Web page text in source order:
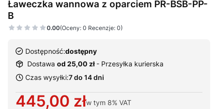
Ławeczka wannowa z oparciem PR-BSB-PP-
B
0.00(Oceny: 0 Recenzje: 0)
Dostępność:dostępny
Dostawa od 25,00 zł - Przesyłka kurierska
Czas wysyłki:7 do 14 dni
Cena
445,00 złw tym 8% VAT